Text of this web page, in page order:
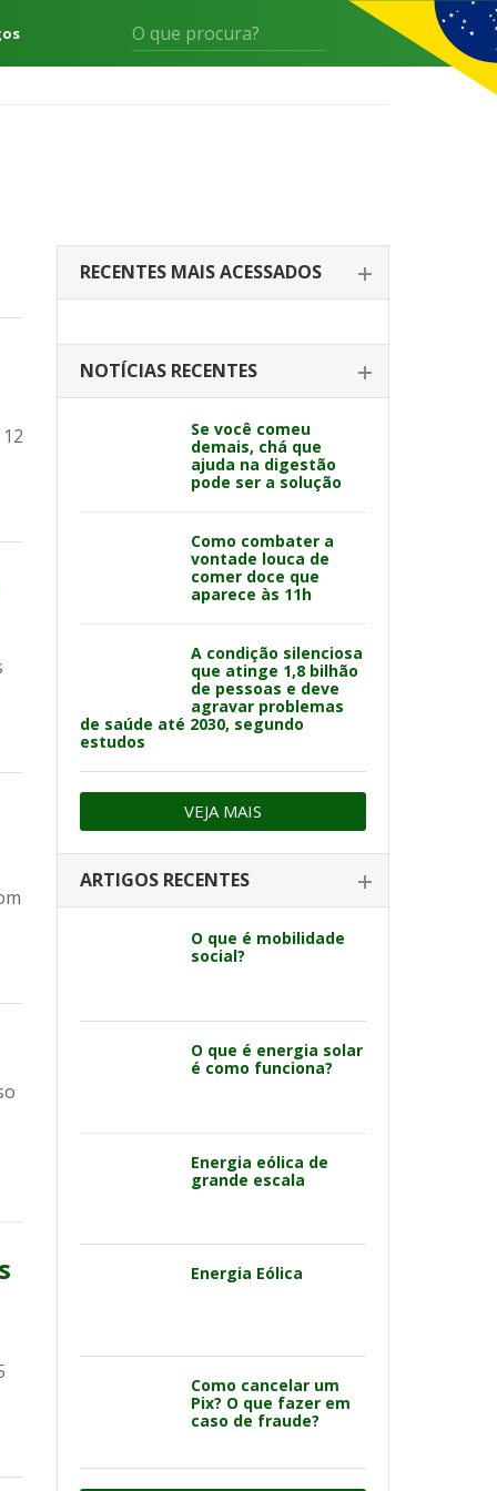
RECENTES MAIS ACESSADOS
NOTÍCIAS RECENTES
Se você comeu
demais, chá que
ajuda na digestão
pode ser a solução
Como combater a
vontade louca de
comer doce que
aparece às 11h
A condição silenciosa
que atinge 1,8 bilhão
de pessoas e deve
agravar problemas
de saúde até 2030, segundo
estudos
VEJA MAIS
ARTIGOS RECENTES
O que é mobilidade
social?
O que é energia solar
é como funciona?
Energia eólica de
grande escala
Energia Eólica
Como cancelar um
Pix? O que fazer em
caso de fraude?